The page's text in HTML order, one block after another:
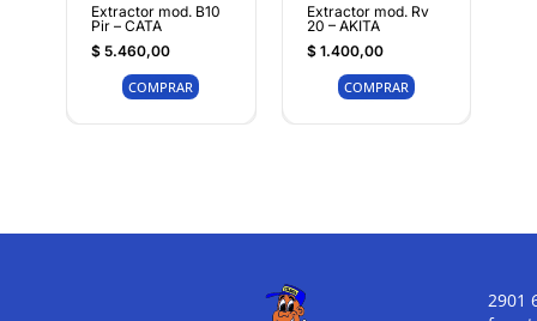
Extractor mod. B10
Pir – CATA
$5.460,00
COMPRAR
Extractor mod. Rv
20 – AKITA
$1.400,00
COMPRAR
2901